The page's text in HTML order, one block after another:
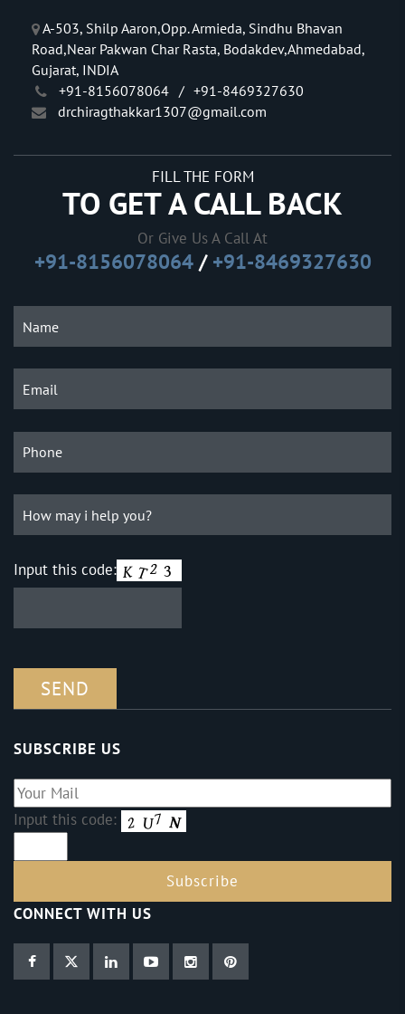
A-503, Shilp Aaron,Opp. Armieda, Sindhu Bhavan
Road,Near Pakwan Char Rasta, Bodakdev,Ahmedabad,
Gujarat, INDIA
+91-8156078064 / +91-8469327630
drchiragthakkar1307@gmail.com
FILL THE FORM
TO GET A CALL BACK
Or Give Us A Call At
+91-8156078064/ +91-8469327630
Input this code:
SUBSCRIBE US
Input this code:
CONNECT WITH US